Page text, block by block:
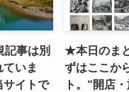
記事は別
いま
サイトで
★本日のま
ずはここか
ト。“開店